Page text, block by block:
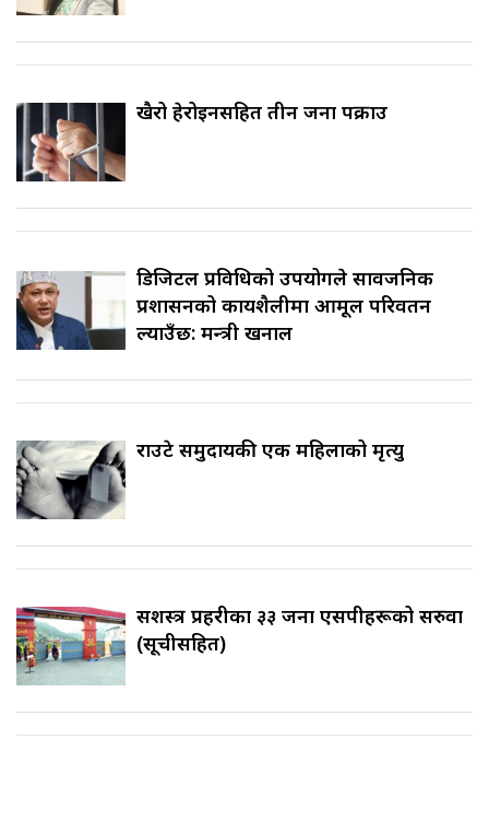
खैरो हेरोइनसहित तीन जना पक्राउ
डिजिटल प्रविधिको उपयोगले सार्वजनिक
प्रशासनको कार्यशैलीमा आमूल परिवर्तन
ल्याउँछ: मन्त्री खनाल
राउटे समुदायकी एक महिलाको मृत्यु
सशस्त्र प्रहरीका ३३ जना एसपीहरूको सरुवा
(सूचीसहित)